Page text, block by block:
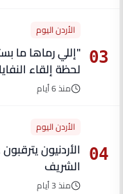
03
الأردن اليوم
لحظة إلقاء
منذ 6 أيام
04
الأردن اليوم
الأردنيون
الشريف
منذ 3 أيام